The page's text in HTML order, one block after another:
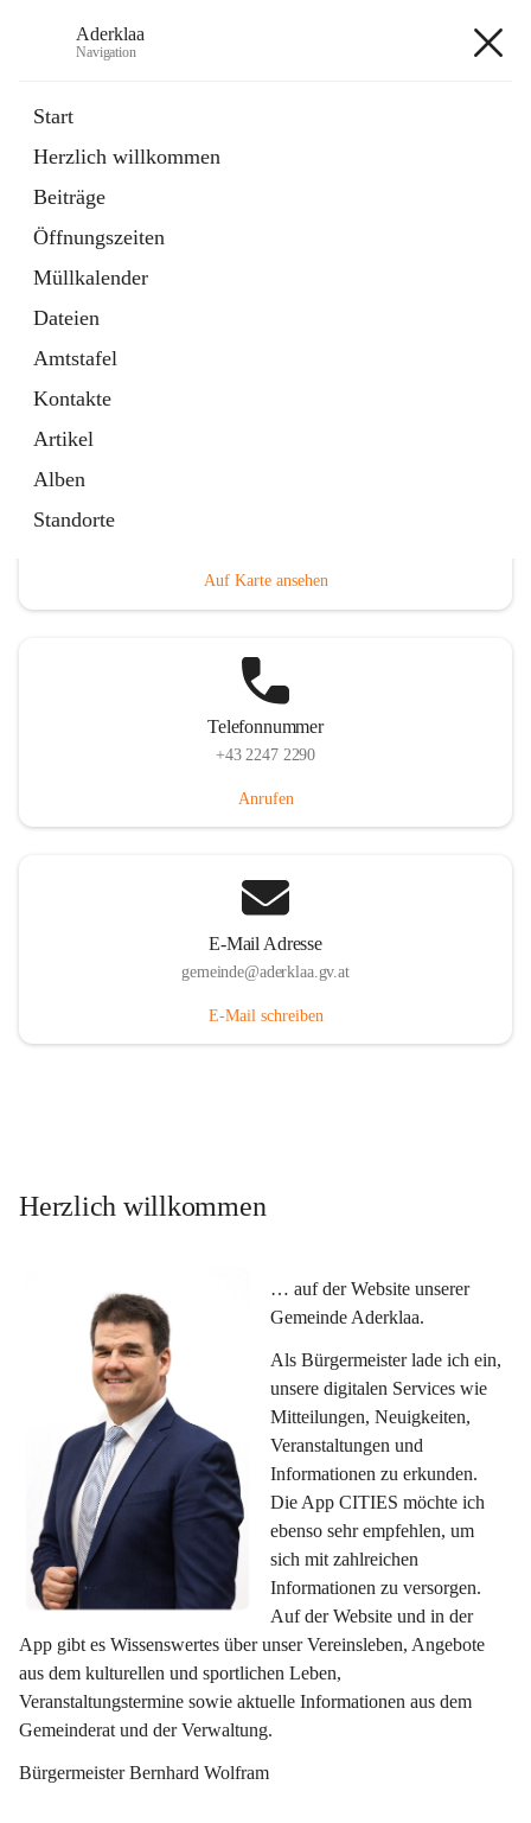
Aderklaa
Navigation
Start
Herzlich willkommen
Beiträge
Öffnungszeiten
Müllkalender
Dateien
Amtstafel
Kontakte
Artikel
Alben
Standorte
6 Schnellzugriffe
Gemeinde
3 Schnellzugriffe
Auf Karte ansehen
Telefonnummer
+43 2247 2290
Anrufen
E-Mail Adresse
gemeinde@aderklaa.gv.at
E-Mail schreiben
Herzlich willkommen
… auf der Website unserer
Gemeinde Aderklaa.
Als Bürgermeister lade ich ein,
unsere digitalen Services wie
Mitteilungen, Neuigkeiten,
Veranstaltungen und
Informationen zu erkunden.
Die App CITIES möchte ich
ebenso sehr empfehlen, um
sich mit zahlreichen
Informationen zu versorgen.
Auf der Website und in der
App gibt es Wissenswertes über unser Vereinsleben, Angebote
aus dem kulturellen und sportlichen Leben,
Veranstaltungstermine sowie aktuelle Informationen aus dem
Gemeinderat und der Verwaltung.
Bürgermeister Bernhard Wolfram